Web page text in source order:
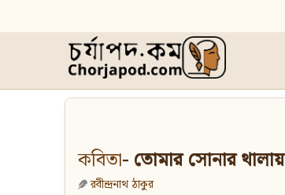
কবিতা- তোমার সোনার থালায়
রবীন্দ্রনাথ ঠাকুর